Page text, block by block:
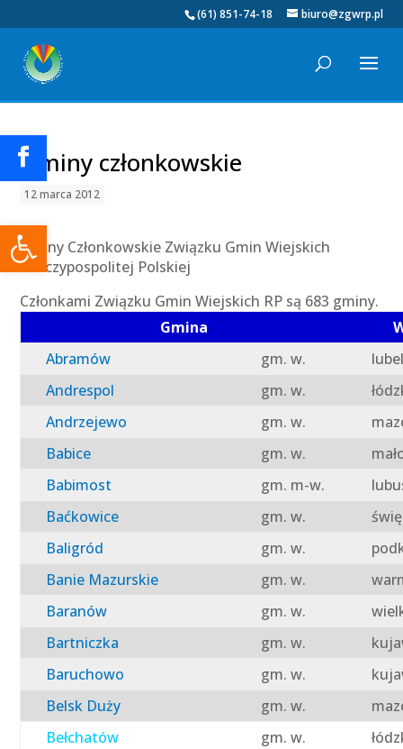
Otwórz pasek narzędzi
(61) 851-74-18 biuro@zgwrp.pl
Gminy członkowskie
12 marca 2012
Gminy Członkowskie Związku Gmin Wiejskich
Rzeczypospolitej Polskiej
Członkami Związku Gmin Wiejskich RP są 683 gminy.
Gmina
Abramów
gm. w.
Andrespol
gm. w.
Andrzejewo
gm. w.
Babice
gm. w.
Babimost
gm. m-w.
Baćkowice
gm. w.
Baligród
gm. w.
Banie Mazurskie
gm. w.
Baranów
gm. w.
Bartniczka
gm. w.
Baruchowo
gm. w.
Belsk Duży
gm. w.
Bełchatów
gm. w.